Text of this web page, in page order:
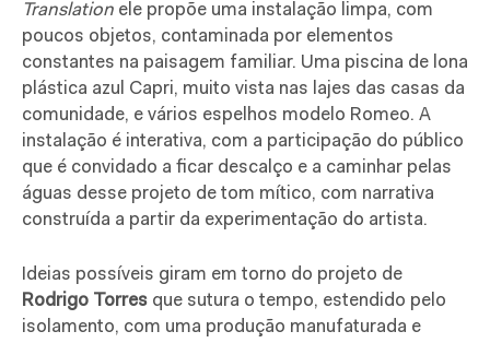
Translation ele propõe uma instalação limpa, com
poucos objetos, contaminada por elementos
constantes na paisagem familiar. Uma piscina de lona
plástica azul Capri, muito vista nas lajes das casas da
comunidade, e vários espelhos modelo Romeo. A
instalação é interativa, com a participação do público
que é convidado a ficar descalço e a caminhar pelas
águas desse projeto de tom mítico, com narrativa
construída a partir da experimentação do artista.
Ideias possíveis giram em torno do projeto de
Rodrigo Torres que sutura o tempo, estendido pelo
isolamento, com uma produção manufaturada e